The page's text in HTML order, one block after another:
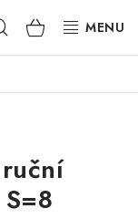
Hledat NÁKUPNÍ
KOŠÍK